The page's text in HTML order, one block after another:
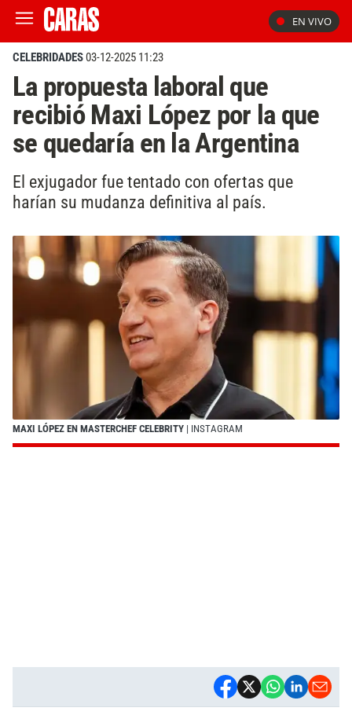
EN VIVO
CELEBRIDADES03-12-2025 11:23
La propuesta laboral que
recibió Maxi López por la que
se quedaría en la Argentina
El exjugador fue tentado con ofertas que
harían su mudanza definitiva al país.
MAXI LÓPEZ EN MASTERCHEF CELEBRITY | INSTAGRAM